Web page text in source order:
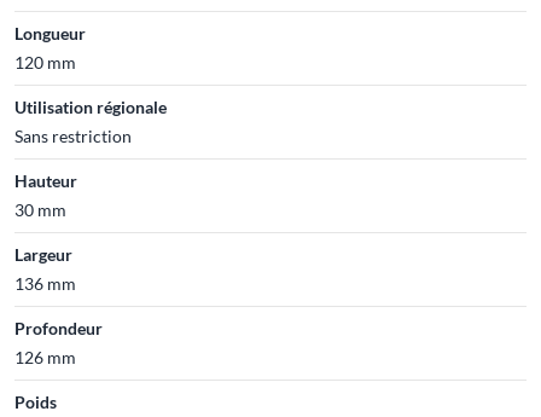
Longueur
120 mm
Utilisation régionale
Sans restriction
Hauteur
30 mm
Largeur
136 mm
Profondeur
126 mm
Poids